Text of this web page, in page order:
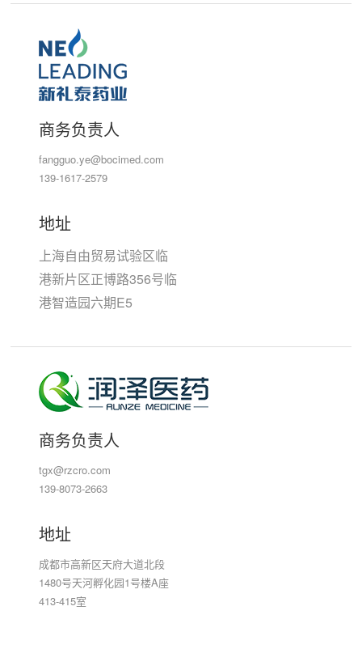
商务负责人
fangguo.ye@bocimed.com
139-1617-2579
地址
上海自由贸易试验区临
港新片区正博路356号临
港智造园六期E5
商务负责人
tgx@rzcro.com
139-8073-2663
地址
成都市高新区天府大道北段
1480号天河孵化园1号楼A座
413-415室